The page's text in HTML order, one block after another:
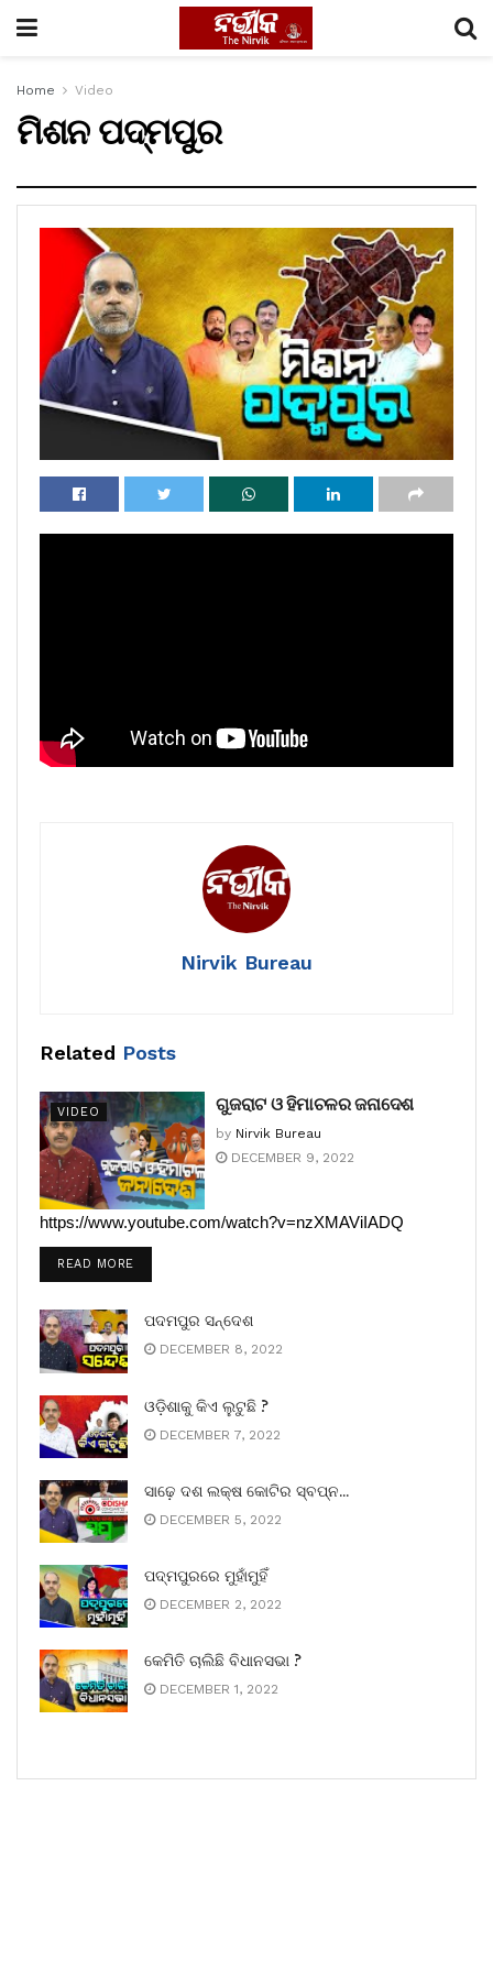
Home Video
ମିଶନ ପଦ୍ମପୁର
Nirvik Bureau
Related Posts
VIDEO ଗୁଜରାଟ ଓ ହିମାଚଳର ଜନାଦେଶ
by Nirvik Bureau
DECEMBER 9, 2022
https://www.youtube.com/watch?v=nzXMAViIADQ
READ MORE
ପଦମପୁର ସନ୍ଦେଶ
DECEMBER 8, 2022
ଓଡ଼ିଶାକୁ କିଏ ଲୁଟୁଛି ?
DECEMBER 7, 2022
ସାଢ଼େ ଦଶ ଲକ୍ଷ କୋଟିର ସ୍ବପ୍ନ…
DECEMBER 5, 2022
ପଦ୍ମପୁରରେ ମୁହାଁମୁହିଁ
DECEMBER 2, 2022
କେମିତି ଚାଲିଛି ବିଧାନସଭା ?
DECEMBER 1, 2022